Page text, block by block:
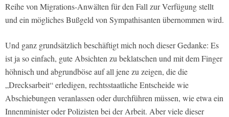
Reihe von Migrations-Anwälten für den Fall zur Verfügung stellt
und ein mögliches Bußgeld von Sympathisanten übernommen wird.
Und ganz grundsätzlich beschäftigt mich noch dieser Gedanke: Es
ist ja so einfach, gute Absichten zu beklatschen und mit dem Finger
höhnisch und abgrundböse auf all jene zu zeigen, die die
„Drecksarbeit“ erledigen, rechtsstaatliche Entscheide wie
Abschiebungen veranlassen oder durchführen müssen, wie etwa ein
Innenminister oder Polizisten bei der Arbeit. Aber viele dieser